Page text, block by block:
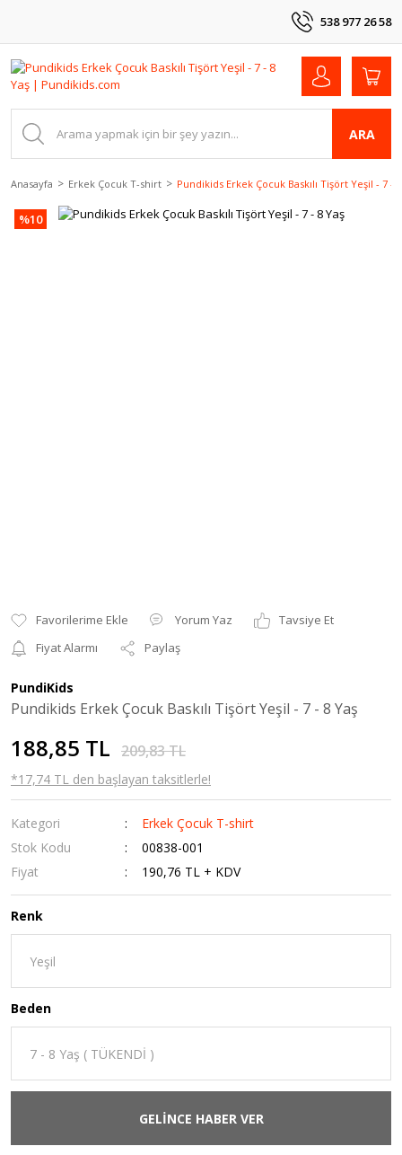
538 977 26 58
ARA
Anasayfa Erkek Çocuk T-shirt Pundikids Erkek Çocuk Baskılı Tişört Yeşil - 7 -
%10
Yorum Yaz
Tavsiye Et
Fiyat Alarmı
Paylaş
PundiKids
Pundikids Erkek Çocuk Baskılı Tişört Yeşil - 7 - 8 Yaş
188,85 TL 209,83 TL
*17,74 TL den başlayan taksitlerle!
Kategori
Erkek Çocuk T-shirt
Stok Kodu
00838-001
Fiyat
190,76 TL + KDV
Renk
Beden
GELİNCE HABER VER